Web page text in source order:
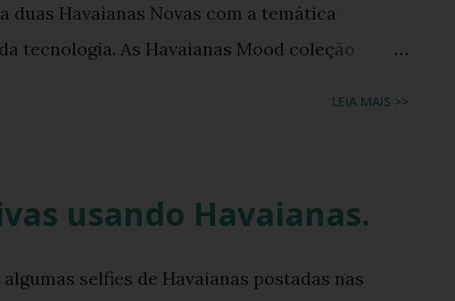
duas Havaianas Novas com a temática
tecnologia. As Havaianas Mood coleção
LEIA MAIS >>
usando Havaianas.
selfies de Havaianas postadas nas